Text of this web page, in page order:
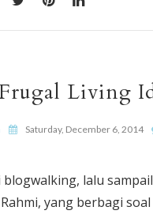
Frugal Living
Saturday, December 6, 2014
blogwalking, lalu
yang berbagi